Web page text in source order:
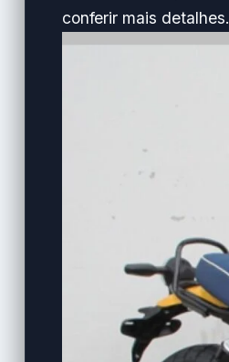
conferir mais detalhes.